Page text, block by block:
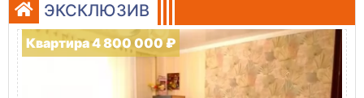
ЭКСКЛЮЗИВ
Квартира 4 800 000 ₽